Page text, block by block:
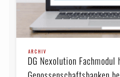
ARCHIV
DG Nexolution